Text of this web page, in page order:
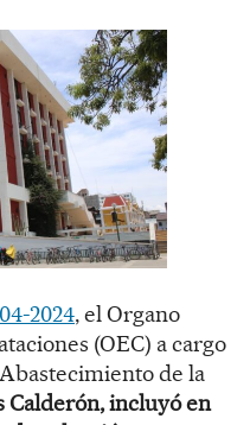
2024, el Organo
(OEC) a cargo
de la
Calderón, incluyó en